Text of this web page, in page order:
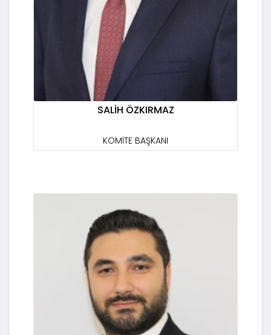
SALİH ÖZKIRMAZ
KOMİTE BAŞKANI